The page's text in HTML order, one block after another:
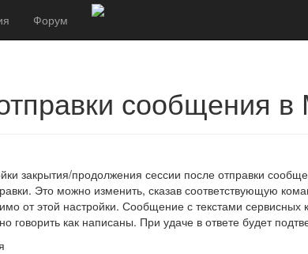
Форум
сообщения
закрытия/продолжения сессии после отправки
Это можно изменить, сказав соответствующую
от этой настройки. Сообщение с текстами
говорить как написаны. При удаче в ответе будет